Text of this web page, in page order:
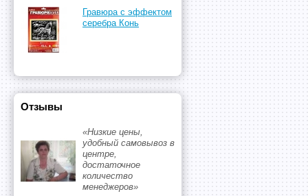
Гравюра с эффектом
серебра Конь
Отзывы
«Низкие цены,
удобный самовывоз в
центре,
достаточное
количество
менеджеров»